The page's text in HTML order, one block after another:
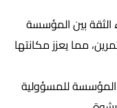
الثقة بين المؤسسة
مما يعزز مكانتها
للمسؤولية